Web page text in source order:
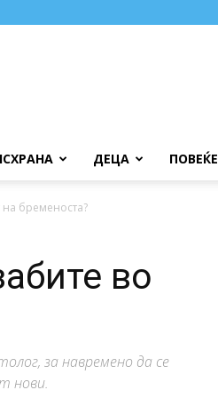
ДЕЦА ПОВЕЌЕ
на бременоста?
во
за навремено да се
нови.